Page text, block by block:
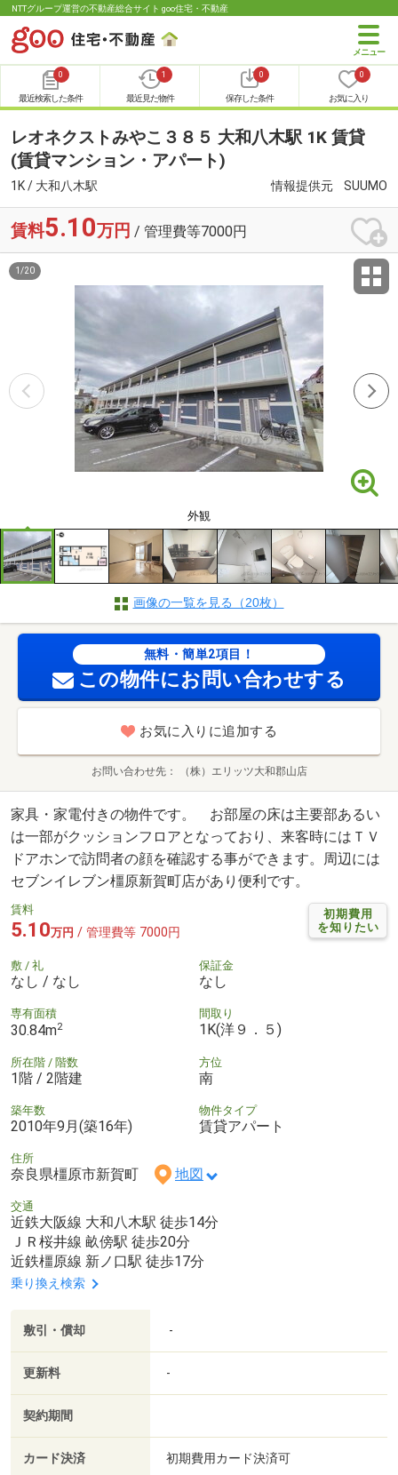
NTTグループ運営の不動産総合サイト goo住宅・不動産
0
最近検索した条件
1
最近見た物件
0
保存した条件
0
お気に入り
レオネクストみやこ３８５ 大和八木駅 1K 賃貸
(賃貸マンション・アパート)
1K / 大和八木駅 情報提供元 SUUMO
賃料5.10万円 / 管理費等7000円
外観
1 /20
画像の一覧を見る（20枚）
無料・簡単2項目！
この物件にお問い合わせする
お気に入りに追加する
お問い合わせ先 （株）エリッツ大和郡山店
家具・家電付きの物件です。 お部屋の床は主要部あるい
は一部がクッションフロアとなっており、来客時にはＴＶ
ドアホンで訪問者の顔を確認する事ができます。周辺には
セブンイレブン橿原新賀町店があり便利です。
初期費用
を知りたい
賃料
5.10万円 / 管理費等 7000円
敷 / 礼
なし / なし
保証金
なし
専有面積
30.84m2
間取り
1K(洋９．５)
所在階 / 階数
1階 / 2階建
方位
南
築年数
2010年9月(築16年)
物件タイプ
賃貸アパート
住所
奈良県橿原市新賀町 地図
交通
近鉄大阪線 大和八木駅 徒歩14分
ＪＲ桜井線 畝傍駅 徒歩20分
近鉄橿原線 新ノ口駅 徒歩17分
乗り換え検索
敷引・償却 -
更新料 -
契約期間
カード決済 初期費用カード決済可